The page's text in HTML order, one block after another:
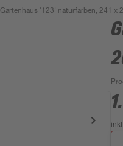
Gartenhaus '123' naturfarben, 241 x